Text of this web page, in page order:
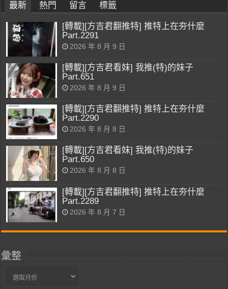
最新 熱門 留言 標籤
[轉載][方吉君翻推特] 推特上在夯什麼
Part.2291
2026 年 8 月 9 日
[轉載][方吉君看妹] 我推(特)的妹子
Part.651
2026 年 8 月 9 日
[轉載][方吉君翻推特] 推特上在夯什麼
Part.2290
2026 年 8 月 8 日
[轉載][方吉君看妹] 我推(特)的妹子
Part.650
2026 年 8 月 8 日
[轉載][方吉君翻推特] 推特上在夯什麼
Part.2289
2026 年 8 月 7 日
彙整
彙